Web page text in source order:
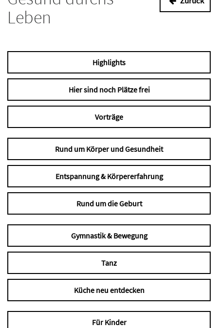
Leben
Highlights
Hier sind noch Plätze frei
Vorträge
Rund um Körper und Gesundheit
Entspannung & Körpererfahrung
Rund um die Geburt
Gymnastik & Bewegung
Tanz
Küche neu entdecken
Für Kinder